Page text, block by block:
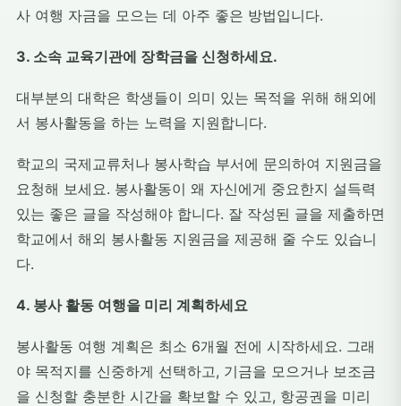
사 여행 자금을 모으는 데 아주 좋은 방법입니다.
3. 소속 교육기관에 장학금을 신청하세요.
대부분의 대학은 학생들이 의미 있는 목적을 위해 해외에
서 봉사활동을 하는 노력을 지원합니다.
학교의 국제교류처나 봉사학습 부서에 문의하여 지원금을
요청해 보세요. 봉사활동이 왜 자신에게 중요한지 설득력
있는 좋은 글을 작성해야 합니다. 잘 작성된 글을 제출하면
학교에서 해외 봉사활동 지원금을 제공해 줄 수도 있습니
다.
4. 봉사 활동 여행을 미리 계획하세요
봉사활동 여행 계획은 최소 6개월 전에 시작하세요. 그래
야 목적지를 신중하게 선택하고, 기금을 모으거나 보조금
을 신청할 충분한 시간을 확보할 수 있고, 항공권을 미리